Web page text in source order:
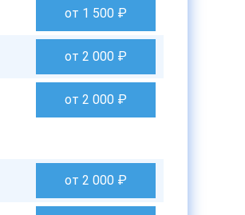
от 1 500 ₽
от 2 000 ₽
от 2 000 ₽
от 2 000 ₽